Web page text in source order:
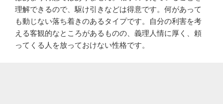
理解できるので、駆け引きなどは得意です。何があって
も動じない落ち着きのあるタイプです。自分の利害を考
える客観的なところがあるものの、義理人情に厚く、頼
ってくる人を放っておけない性格です。